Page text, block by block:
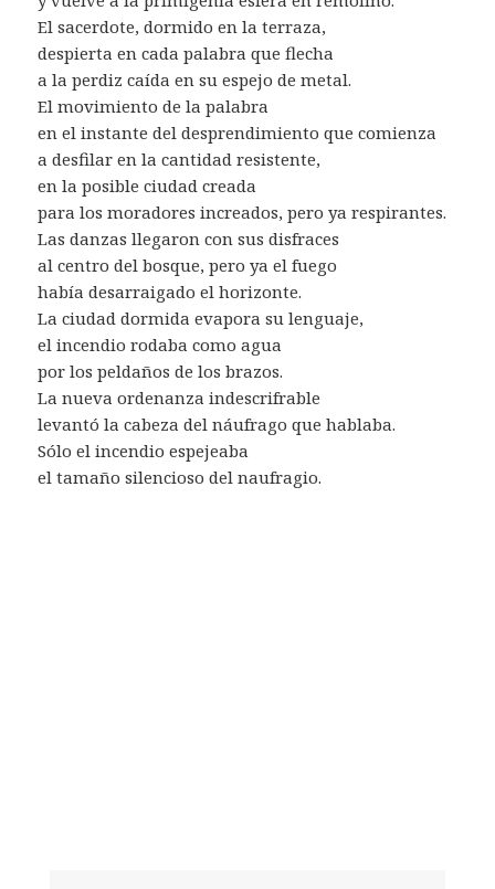
El sacerdote, dormido en la terraza,
despierta en cada palabra que flecha
a la perdiz caída en su espejo de metal.
El movimiento de la palabra
en el instante del desprendimiento que comienza
a desfilar en la cantidad resistente,
en la posible ciudad creada
para los moradores increados, pero ya respirantes.
Las danzas llegaron con sus disfraces
al centro del bosque, pero ya el fuego
había desarraigado el horizonte.
La ciudad dormida evapora su lenguaje,
el incendio rodaba como agua
por los peldaños de los brazos.
La nueva ordenanza indescrifrable
levantó la cabeza del náufrago que hablaba.
Sólo el incendio espejeaba
el tamaño silencioso del naufragio.